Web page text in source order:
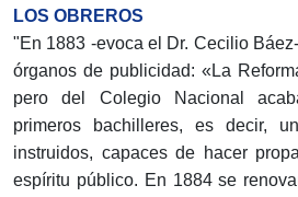
LOS OBREROS
"En 1883 -evoca el Dr. Cecilio
órganos de publicidad: «La
pero del Colegio Nacional
primeros bachilleres, es decir,
instruidos, capaces de hacer
espíritu público. En 1884 se